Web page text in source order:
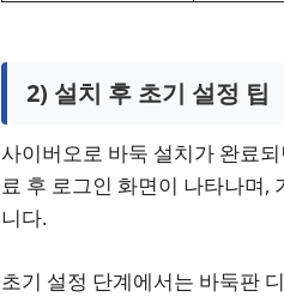
2) 설치 후 초기 설정 팁
사이버오로 바둑 설치가 완료
료 후 로그인 화면이 나타나며,
니다.
초기 설정 단계에서는 바둑판